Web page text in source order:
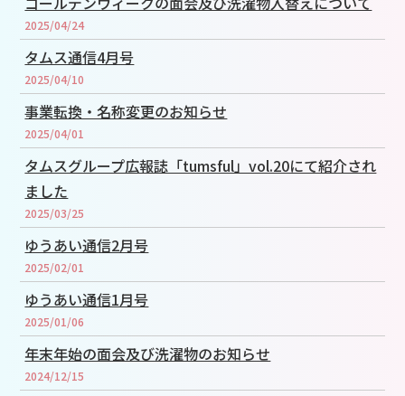
2025/04/24
タムス通信4月号
2025/04/10
事業転換・名称変更のお知らせ
2025/04/01
タムスグループ広報誌「tumsful」vol.20にて紹介され
ました
2025/03/25
ゆうあい通信2月号
2025/02/01
ゆうあい通信1月号
2025/01/06
年末年始の面会及び洗濯物のお知らせ
2024/12/15